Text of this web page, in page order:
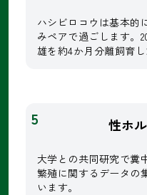
ハシビロコウは基本的
みペアで過ごします。
雄を約4か月分離飼育
5 性ホ
大学との共同研究で糞
繁殖に関するデータの
います。